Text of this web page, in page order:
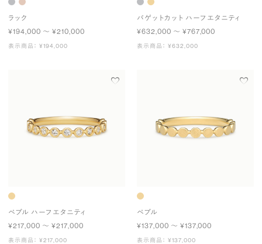
ラック
¥194,000 〜 ¥210,000
表示商品： ¥194,000
バゲットカット ハーフエタニティ
¥632,000 〜 ¥767,000
表示商品： ¥632,000
ペブル ハーフエタニティ
¥217,000 〜 ¥217,000
表示商品： ¥217,000
ペブル
¥137,000 〜 ¥137,000
表示商品： ¥137,000